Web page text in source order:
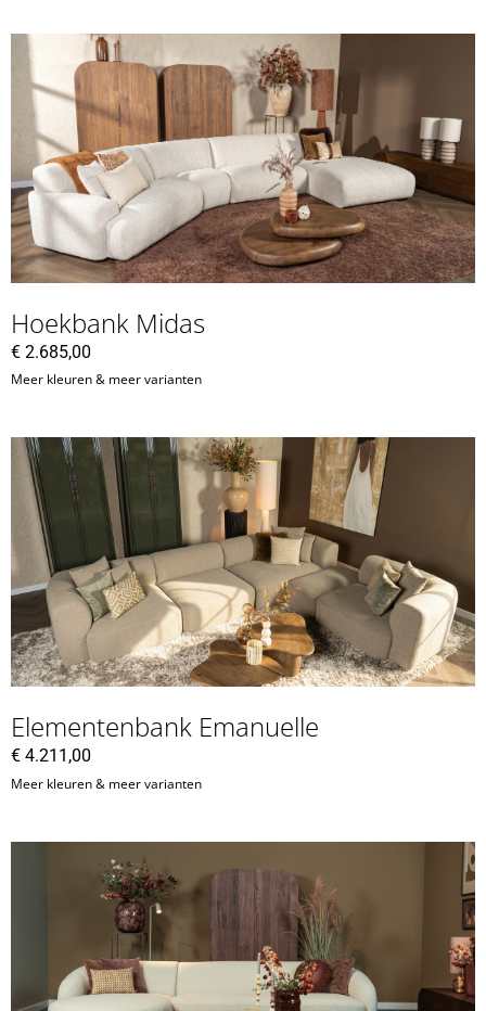
Hoekbank Midas
€ 2.685,00
Meer kleuren & meer varianten
Elementenbank Emanuelle
€ 4.211,00
Meer kleuren & meer varianten